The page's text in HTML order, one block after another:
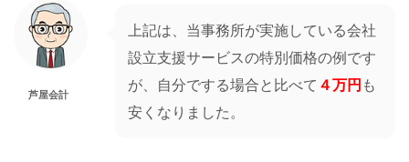
芦屋会計
上記は、当事務所が実施している会社
設立支援サービスの特別価格の例です
が、自分でする場合と比べて ４万円 も
安くなりました。